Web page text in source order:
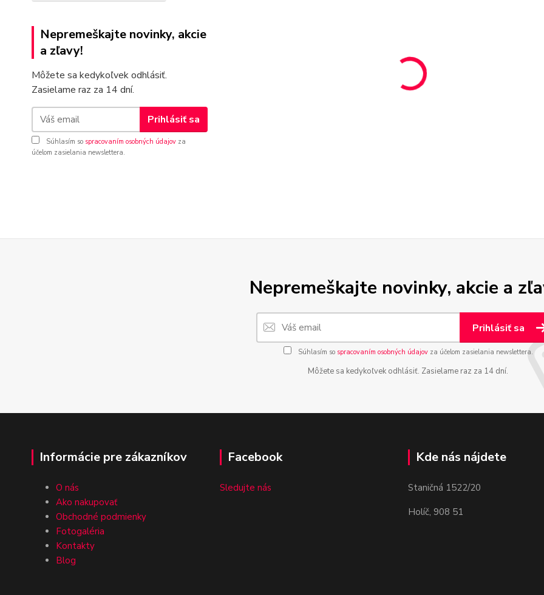
Nepremeškajte novinky, akcie
a zľavy!
Môžete sa kedykoľvek odhlásiť.
Zasielame raz za 14 dní.
Prihlásiť sa
Súhlasím so spracovaním osobných údajov za
účelom zasielania newslettera.
Nepremeškajte novinky, akcie a
Prihlásiť sa
Súhlasím so spracovaním osobných údajovza účelom zasielania newslettera.
Môžete sa kedykoľvek odhlásiť. Zasielame raz za 14 dní.
Informácie pre zákazníkov
O nás
Ako nakupovať
Obchodné podmienky
Fotogaléria
Kontakty
Blog
Facebook
Sledujte nás
Kde nás nájdete
Staničná 1522/20
Holíč, 908 51